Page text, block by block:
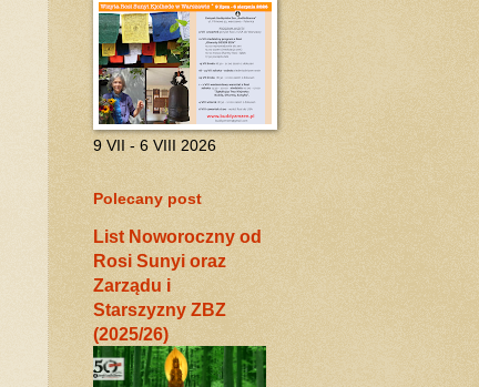
9 VII - 6 VIII 2026
Polecany post
List Noworoczny od
Rosi Sunyi oraz
Zarządu i
Starszyzny ZBZ
(2025/26)